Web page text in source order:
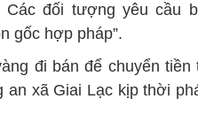
Các đối tượng yêu cầu
gốc hợp pháp”.
đi bán để chuyển
xã Giai Lạc kịp thời